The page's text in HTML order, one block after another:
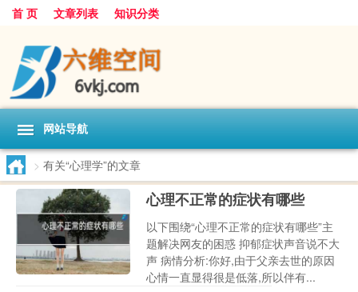
首 页 文章列表 知识分类
网站导航
> 有关“心理学”的文章
心理不正常的症状有哪些
以下围绕“心理不正常的症状有哪些”主
题解决网友的困惑 抑郁症状声音说不大
声 病情分析:你好,由于父亲去世的原因
心情一直显得很是低落,所以伴有...